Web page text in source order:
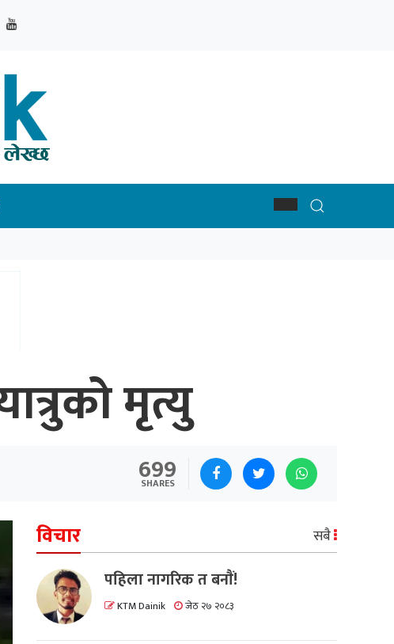
मृत्यु
699
SHARES
विचार सबै
पहिला नागरिक त बनाैं!
KTM Dainik जेठ २७ २०८३